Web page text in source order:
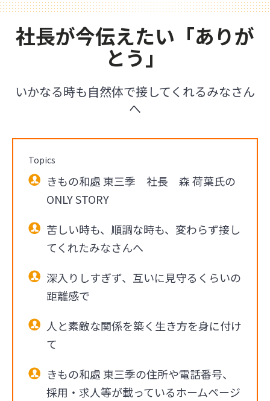
社長が今伝えたい「ありが
とう」
いかなる時も自然体で接してくれるみなさん
へ
Topics
きもの和處 東三季 社長 森 荷葉氏の
ONLY STORY
苦しい時も、順調な時も、変わらず接し
てくれたみなさんへ
深入りしすぎず、互いに見守るくらいの
距離感で
人と素敵な関係を築く生き方を身に付け
て
きもの和處 東三季の住所や電話番号、
採用・求人等が載っているホームページ